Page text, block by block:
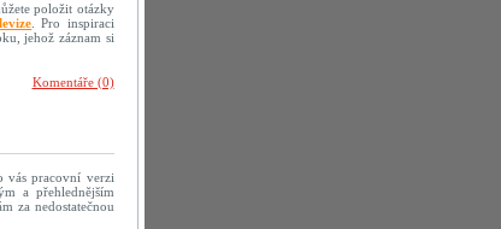
položit otázky
. Pro inspiraci
jehož záznam si
Komentáře (0)
vás pracovní verzi
a přehlednějším
za nedostatečnou